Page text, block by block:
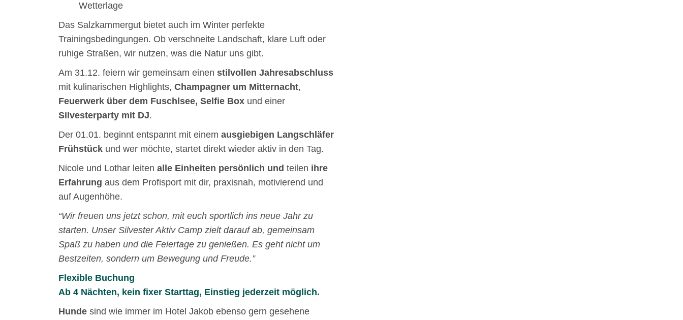
Wetterlage
Das Salzkammergut bietet auch im Winter perfekte
Trainingsbedingungen. Ob verschneite Landschaft, klare Luft oder
ruhige Straßen, wir nutzen, was die Natur uns gibt.
Am 31.12. feiern wir gemeinsam einen stilvollen Jahresabschluss
mit kulinarischen Highlights, Champagner um Mitternacht,
Feuerwerk über dem Fuschlsee, Selfie Box und einer
Silvesterparty mit DJ.
Der 01.01. beginnt entspannt mit einem ausgiebigen Langschläfer
Frühstück und wer möchte, startet direkt wieder aktiv in den Tag.
Nicole und Lothar leiten alle Einheiten persönlich und teilen ihre
Erfahrung aus dem Profisport mit dir, praxisnah, motivierend und
auf Augenhöhe.
“Wir freuen uns jetzt schon, mit euch sportlich ins neue Jahr zu
starten. Unser Silvester Aktiv Camp zielt darauf ab, gemeinsam
Spaß zu haben und die Feiertage zu genießen. Es geht nicht um
Bestzeiten, sondern um Bewegung und Freude.”
Flexible Buchung
Ab 4 Nächten, kein fixer Starttag, Einstieg jederzeit möglich.
Hunde sind wie immer im Hotel Jakob ebenso gern gesehene